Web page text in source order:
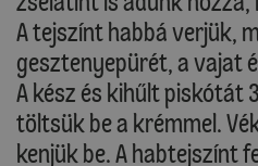
A tejszínt habbá verjük,
gesztenyepürét, a vajat
A kész és kihűlt piskótát
töltsük be a krémmel.
kenjük be. A habtejszínt